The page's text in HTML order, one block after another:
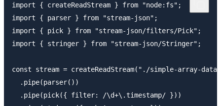
import { createReadStream } from "node:fs";
import { parser } from "stream-json";
import { pick } from "stream-json/filters/Pick";
import { stringer } from "stream-json/Stringer";
const stream = createReadStream("./simple-array-
  .pipe(parser())
  .pipe(pick({ filter: /\d+\.timestamp/ }))